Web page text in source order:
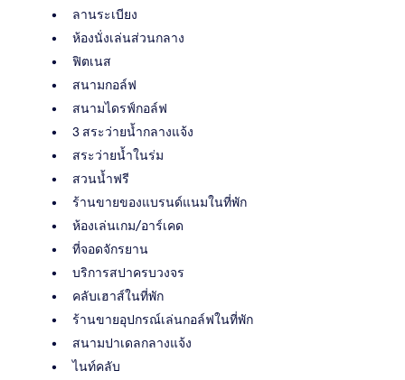
ลานระเบียง
ห้องนั่งเล่นส่วนกลาง
ฟิตเนส
สนามกอล์ฟ
สนามไดรฟ์กอล์ฟ
3 สระว่ายน้ำกลางแจ้ง
สระว่ายน้ำในร่ม
สวนน้ำฟรี
ร้านขายของแบรนด์แนมในที่พัก
ห้องเล่นเกม/อาร์เคด
ที่จอดจักรยาน
บริการสปาครบวงจร
คลับเฮาส์ในที่พัก
ร้านขายอุปกรณ์เล่นกอล์ฟในที่พัก
สนามปาเดลกลางแจ้ง
ไนท์คลับ